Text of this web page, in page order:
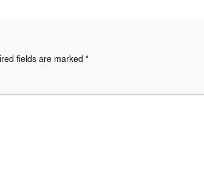
fields are marked *